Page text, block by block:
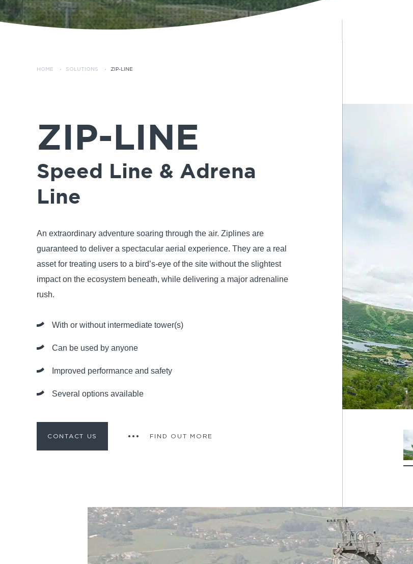
HOME · SOLUTIONS · ZIP-LINE
ZIP-LINE
Speed Line & Adrena
Line
An extraordinary adventure soaring through the air. Ziplines are
guaranteed to deliver a spectacular aerial experience. They are a real
asset for treating users to a bird’s-eye of the site without the slightest
impact on the ecosystem beneath, while delivering a major adrenaline
rush.
With or without intermediate tower(s)
Can be used by anyone
Improved performance and safety
Several options available
CONTACT US FIND OUT MORE